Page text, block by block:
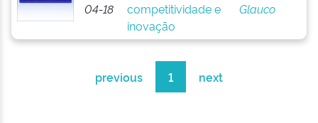
04-18
competitividade e
inovação
Glauco
previous 1 next